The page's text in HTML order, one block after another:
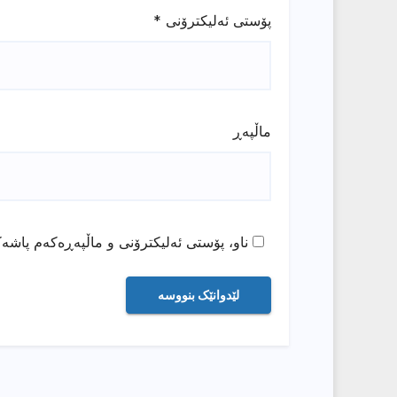
پۆستی ئەلیکترۆنی *
ماڵپه‌ڕ
ناو، پۆستی ئەلیکترۆنی و ماڵپەڕەکەم